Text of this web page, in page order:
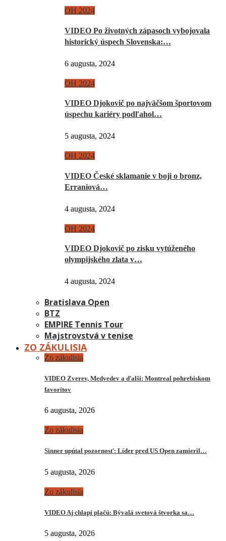
OH 2024
VIDEO Po životných zápasoch vybojovala
historický úspech Slovenska:…
6 augusta, 2024
OH 2024
VIDEO Djokovič po najväčšom športovom
úspechu kariéry podľahol…
5 augusta, 2024
OH 2024
VIDEO České sklamanie v boji o bronz,
Erraniová…
4 augusta, 2024
OH 2024
VIDEO Djokovič po zisku vytúženého
olympijského zlata v…
4 augusta, 2024
Bratislava Open
BTZ
EMPIRE Tennis Tour
Majstrovstvá v tenise
ZO ZÁKULISIA
Zo zákulisia
VIDEO Zverev, Medvedev a ďalší: Montreal pohrebiskom
favoritov
6 augusta, 2026
Zo zákulisia
Sinner upútal pozornosť: Líder pred US Open zamieril…
5 augusta, 2026
Zo zákulisia
VIDEO Aj chlapi plačú: Bývalá svetová štvorka sa…
5 augusta, 2026